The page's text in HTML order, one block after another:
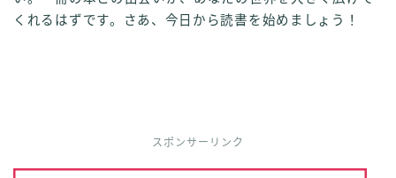
くれるはずです。さあ、今日から読書を始めましょう！
スポンサーリンク